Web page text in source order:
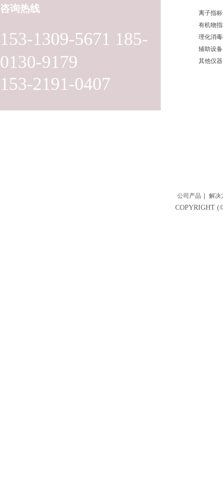
153-1309-5671 185-
0130-9179
153-2191-0407
咨询热线
离子指标
有机物
理化消
辅助设备
其他仪器
公司产品 解决
COPYRIGHT